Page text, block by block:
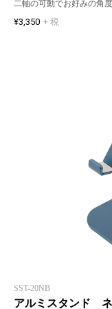
二軸の可動でお好みの角
¥3,350 + 税
SST-20NB
アルミスタンド